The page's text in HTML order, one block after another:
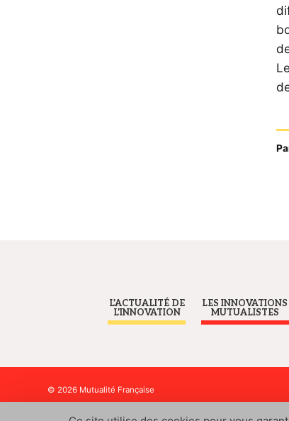
L’ACTUALITÉ DE
L’INNOVATION
LES INNOVATIONS
MUTUALISTES
© 2026 Mutualité Française